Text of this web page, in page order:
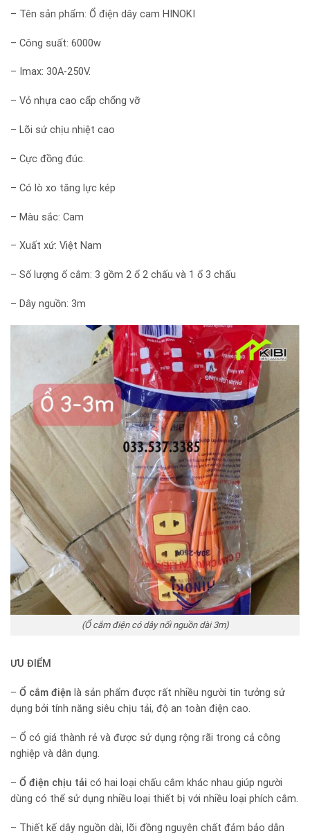
– Tên sản phẩm: Ổ điện dây cam HINOKI
– Công suất: 6000w
– Imax: 30A-250V.
– Vỏ nhựa cao cấp chống vỡ
– Lõi sứ chịu nhiệt cao
– Cực đồng đúc.
– Có lò xo tăng lực kép
– Màu sắc: Cam
– Xuất xứ: Việt Nam
– Số lượng ổ cắm: 3 gồm 2 ổ 2 chấu và 1 ổ 3 chấu
– Dây nguồn: 3m
(Ổ cắm điện có dây nối nguồn dài 3m)
ƯU ĐIỂM
– Ổ cắm điện là sản phẩm được rất nhiều người tin tưởng sử
dụng bởi tính năng siêu chịu tải, độ an toàn điện cao.
– Ổ có giá thành rẻ và được sử dụng rộng rãi trong cả công
nghiệp và dân dụng.
– Ổ điện chịu tải có hai loại chấu cắm khác nhau giúp người
dùng có thể sử dụng nhiều loại thiết bị với nhiều loại phích cắm.
– Thiết kế dây nguồn dài, lõi đồng nguyên chất đảm bảo dẫn